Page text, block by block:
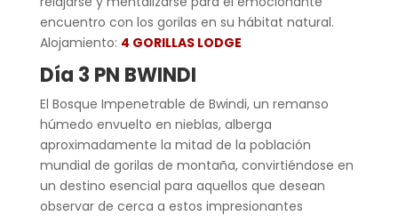
encuentro con los gorilas en su hábitat natural.
Alojamiento: 4 GORILLAS LODGE
Día 3 PN BWINDI
El Bosque Impenetrable de Bwindi, un remanso
húmedo envuelto en nieblas, alberga
aproximadamente la mitad de la población
mundial de gorilas de montaña, convirtiéndose en
un destino esencial para aquellos que desean
observar de cerca a estos impresionantes